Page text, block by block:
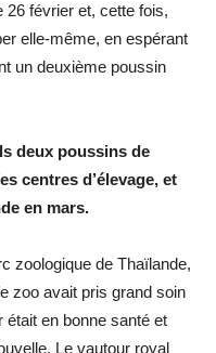
février et, cette fois,
elle-même, en espérant
un deuxième poussin
deux poussins de
centres d’élevage, et
en mars.
zoologique de Thaïlande,
zoo avait pris grand soin
était en bonne santé et
Le vautour royal